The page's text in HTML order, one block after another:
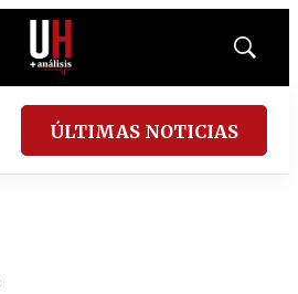
Mostrar
ÚLTIMAS NOTICIAS